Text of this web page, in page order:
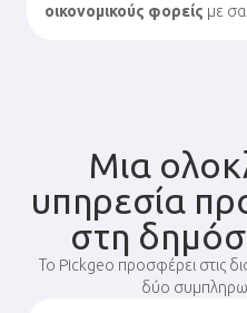
οικονομικούς φορείς με
Μια
υπηρεσία
στη
Το Pickgeo προσφέρει στις
δύο